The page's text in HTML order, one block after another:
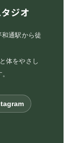
ジオ
通駅から徒
体をやさし